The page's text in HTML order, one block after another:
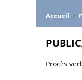
Accueil /
Procès